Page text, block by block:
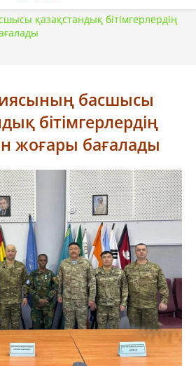
қазақстандық бітімгерлердің
басшысы
бітімгерлердің
жоғары бағалады